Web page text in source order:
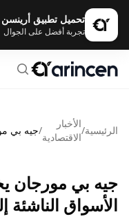
تحميل تطبيق أرينسن
تجربة أفضل على الجوال
الرئيسية/
الأخبار
الاقتصادية
/
جيه بي مورجان
الأسواق الناشئة